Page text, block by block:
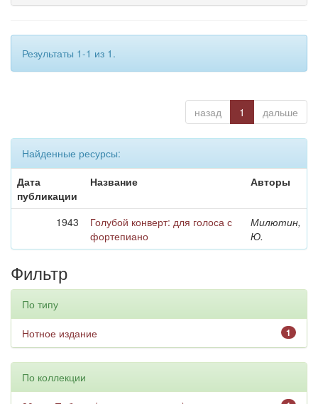
Результаты 1-1 из 1.
назад 1 дальше
Найденные ресурсы:
Дата
публикации
Название Авторы
1943
Голубой конверт: для голоса с
фортепиано
Милютин,
Ю.
Фильтр
По типу
1
Нотное издание
По коллекции